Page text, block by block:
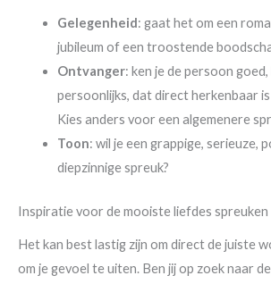
Gelegenheid: gaat het om een
jubileum of een troostende
Ontvanger: ken je de persoon
persoonlijks, dat direct herkenbaar
Kies anders voor een algemenere
Toon: wil je een grappige, serieuze,
diepzinnige spreuk?
Inspiratie voor de mooiste liefdes spreuken
Het kan best lastig zijn om direct de juiste
om je gevoel te uiten. Ben jij op zoek naar